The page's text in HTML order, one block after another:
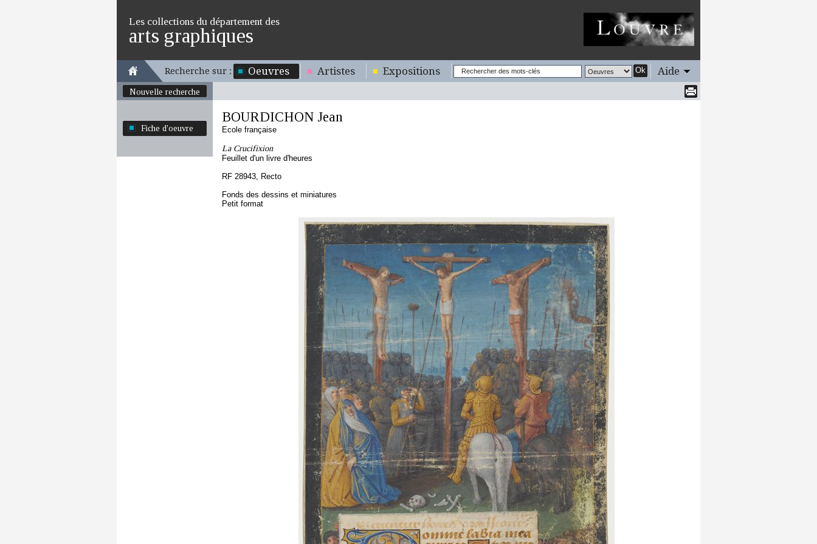
Les collections du département des
arts graphiques
Recherche sur : Oeuvres Artistes Expositions Ok Aide
Nouvelle recherche
Fiche d'oeuvre
BOURDICHON Jean
Ecole française
La Crucifixion
Feuillet d'un livre d'heures
RF 28943, Recto
Fonds des dessins et miniatures
Petit format